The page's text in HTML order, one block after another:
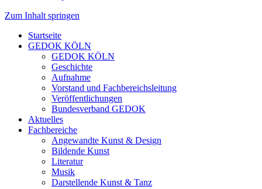
Zum Inhalt springen
Startseite
GEDOK KÖLN
GEDOK KÖLN
Geschichte
Aufnahme
Vorstand und Fachbereichsleitung
Veröffentlichungen
Bundesverband GEDOK
Aktuelles
Fachbereiche
Angewandte Kunst & Design
Bildende Kunst
Literatur
Musik
Darstellende Kunst & Tanz